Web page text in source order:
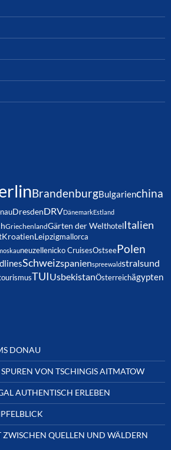
BrandenburgBulgarienchina
DresdenDRVDänemarkEstland
GriechenlandGärten der Welthotel Italien
KroatienLeipzigmallorca
neuzellenicko CruisesOstseePolen
Schweizspanienspreewaldstralsund
TUIUsbekistanÖsterreichägypten
DONAU
VON TSCHINGIS AITMATOW
AUTHENTISCH ERLEBEN
ZWISCHEN QUELLEN UND WÄLDERN